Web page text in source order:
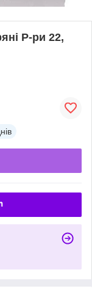
Р-ри 22,